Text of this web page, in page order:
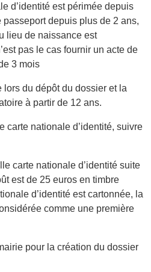
d’identité est périmée depuis
passeport depuis plus de 2 ans,
lieu de naissance est
pas le cas fournir un acte de
3 mois
lors du dépôt du dossier et la
à partir de 12 ans.
carte nationale d’identité, suivre
carte nationale d’identité suite
est de 25 euros en timbre
d’identité est cartonnée, la
comme une première
pour la création du dossier